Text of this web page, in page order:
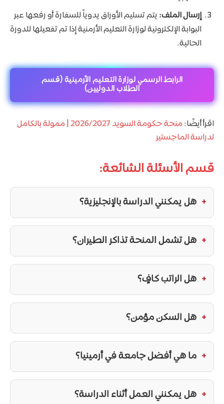
إرسال الملف: يتم تسليم الأوراق يدوياً للسفارة أو رفعها عبر
البوابة الإلكترونية لوزارة التعليم الأرمنية إذا تم تفعيلها للدورة
الحالية.
الرابط الرسمي لوزارة التعليم الأرمينية (قسم
الطلاب الدوليين)
اقرأ أيضًا:
منحة حكومة السويد 2026/2027 | ممولة بالكامل
لدراسة الماجستير
قسم الأسئلة الشائعة:
هل يمكنني الدراسة بالإنجليزية؟
هل تشمل المنحة تذاكر الطيران؟
هل الراتب كافٍ؟
هل السكن مؤمن؟
ما هي أفضل جامعة في أرمينيا؟
هل يمكنني العمل أثناء الدراسة؟